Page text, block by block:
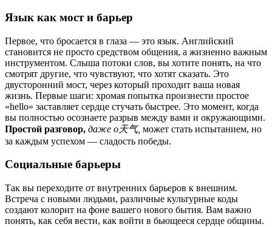
Язык как мост и барьер
Первое, что бросается в глаза — это язык. Английский
становится не просто средством общения, а жизненно важным
инструментом. Слыша потоки слов, вы хотите понять, на что
смотрят другие, что чувствуют, что хотят сказать. Это
двусторонний мост, через который проходит ваша новая
жизнь. Первые шаги: хромая попытка произнести простое
«hello» заставляет сердце стучать быстрее. Это момент, когда
вы полностью осознаете разрыв между вами и окружающими.
Простой разговор, даже о天气, может стать испытанием, но
за каждым успехом — сладость победы.
Социальные барьеры
Так вы переходите от внутренних барьеров к внешним.
Встреча с новыми людьми, различные культурные коды
создают колорит на фоне вашего нового бытия. Вам важно
понять, как себя вести, как войти в бьющееся сердце общины.